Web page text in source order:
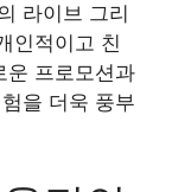
라이브 그리
인적이고 친
운 프로모션과
을 더욱 풍부